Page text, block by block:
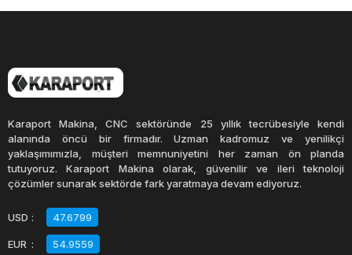
idealdir ve birçok farklı uygulamada kullanılabilirler. Bunlar
arasında otomotiv, havacılık, savunma, enerji, yapı ve
süreçlerinde verimliliği arttırır ve işlem süresini önemli
ölçüde azaltarak daha hızlı bir üretim sağlar.
ve uzun yıllar boyunca güvenilir bir şekilde kullanılabilirler.
İşletmeler, bu makineleri satın alarak, üretim süreçlerinde
Karaport Makina, CNC sektöründe 25 yıllık tecrübesiyle kendi
alanında öncü bir firmadır. Uzman kadromuz ve yenilikçi
yaklaşımımızla, müşteri memnuniyetini her zaman ön planda
tutuyoruz. Karaport Makina olarak, güvenilir ve ileri teknoloji
çözümler sunarak sektörde fark yaratmaya devam ediyoruz.
USD : 47.6799
EUR : 54.9559